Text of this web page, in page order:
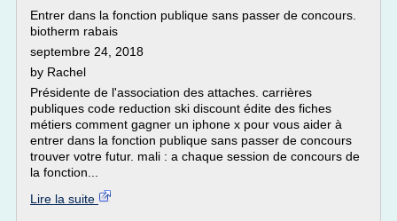
Entrer dans la fonction publique sans passer de concours.
biotherm rabais
septembre 24, 2018
by Rachel
Présidente de l'association des attaches. carrières
publiques code reduction ski discount édite des fiches
métiers comment gagner un iphone x pour vous aider à
entrer dans la fonction publique sans passer de concours
trouver votre futur. mali : a chaque session de concours de
la fonction...
Lire la suite